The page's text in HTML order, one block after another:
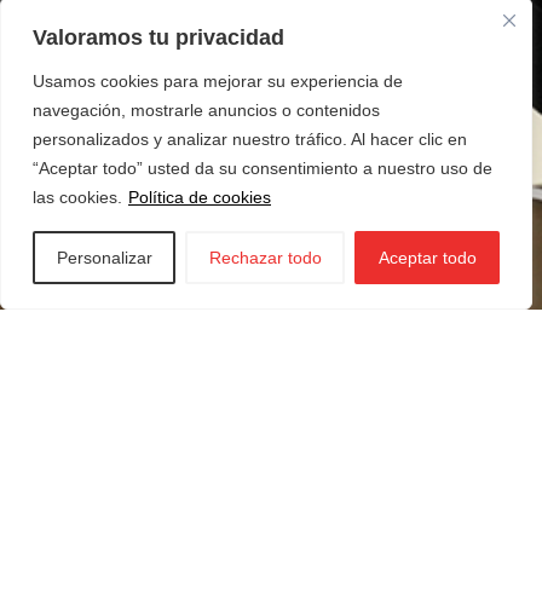
Valoramos tu privacidad
Usamos cookies para mejorar su experiencia de
navegación, mostrarle anuncios o contenidos
personalizados y analizar nuestro tráfico. Al hacer clic en
“Aceptar todo” usted da su consentimiento a nuestro uso de
las cookies.
Política de cookies
Personalizar Rechazar todo Aceptar todo